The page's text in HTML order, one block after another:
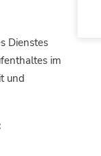
Dienstes
im
und